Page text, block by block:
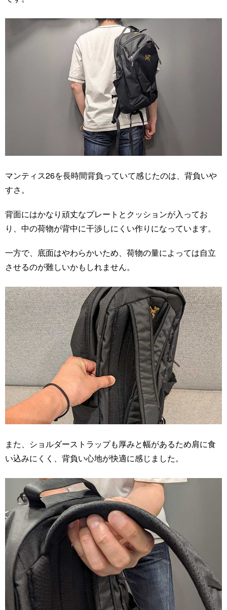
マンティス26を長時間背負っていて感じたのは、背負いや
すさ。
背面にはかなり頑丈なプレートとクッションが入ってお
り、中の荷物が背中に干渉しにくい作りになっています。
一方で、底面はやわらかいため、荷物の量によっては自立
させるのが難しいかもしれません。
また、ショルダーストラップも厚みと幅があるため肩に食
い込みにくく、背負い心地が快適に感じました。